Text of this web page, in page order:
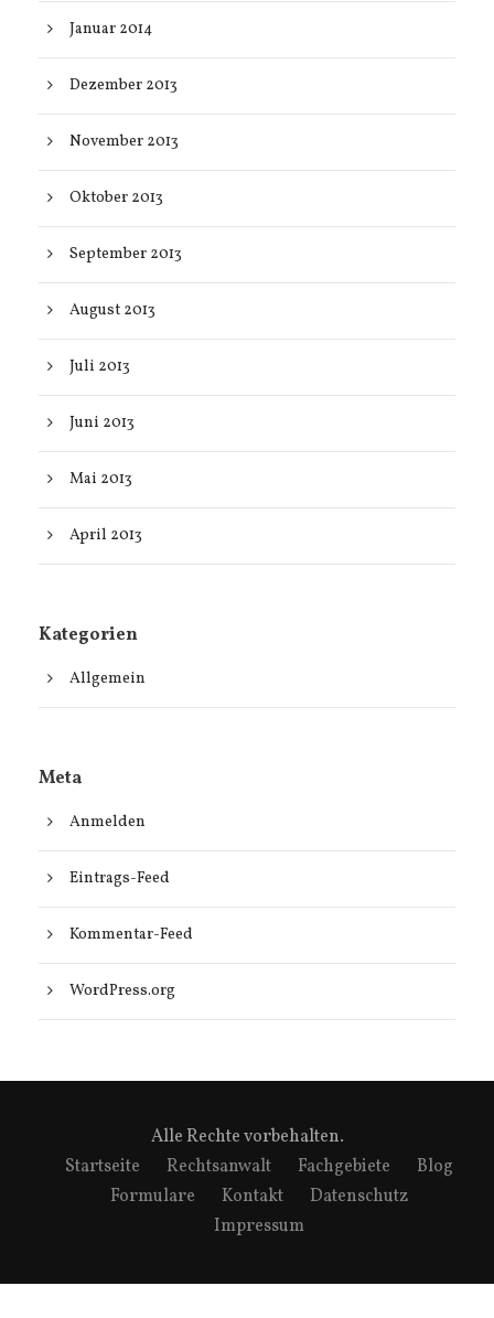
Januar 2014
Dezember 2013
November 2013
Oktober 2013
September 2013
August 2013
Juli 2013
Juni 2013
Mai 2013
April 2013
Kategorien
Allgemein
Meta
Anmelden
Eintrags-Feed
Kommentar-Feed
WordPress.org
Alle Rechte vorbehalten.
Startseite
Rechtsanwalt Fachgebiete
Blog
Formulare
Kontakt
Datenschutz
Impressum